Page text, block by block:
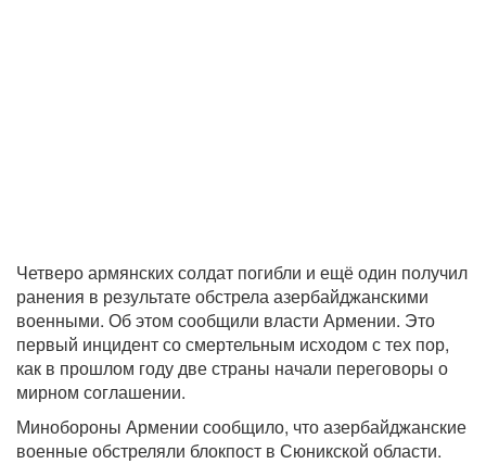
Четверо армянских солдат погибли и ещё один получил
ранения в результате обстрела азербайджанскими
военными. Об этом сообщили власти Армении. Это
первый инцидент со смертельным исходом с тех пор,
как в прошлом году две страны начали переговоры о
мирном соглашении.
Минобороны Армении сообщило, что азербайджанские
военные обстреляли блокпост в Сюникской области.